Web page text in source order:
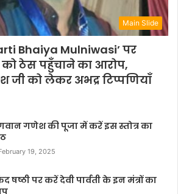
Main Slide
Bhaiya Mulniwasi’ पर
को ठेस पहुँचाने का आरोप,
को लेकर अभद्र टिप्पणियाँ
गणेश की पूजा में करें इस स्तोत्र का
19, 2025
षष्ठी पर करें देवी पार्वती के इन मंत्रों का